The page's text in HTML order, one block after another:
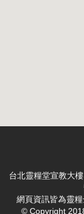
台北靈糧堂宣教大
網頁資訊皆為靈
© Copyright